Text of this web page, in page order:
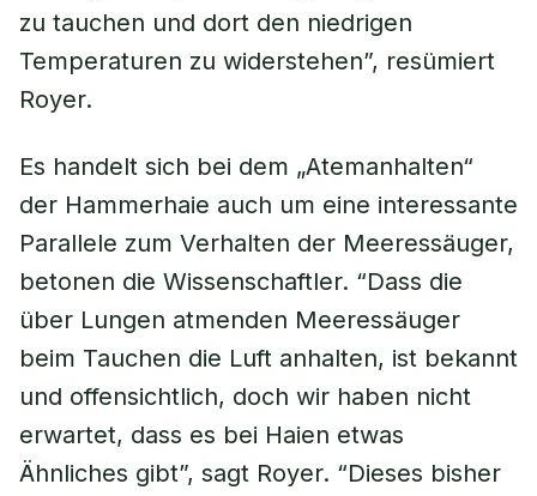
zu tauchen und dort den niedrigen
Temperaturen zu widerstehen”, resümiert
Royer.
Es handelt sich bei dem „Atemanhalten“
der Hammerhaie auch um eine interessante
Parallele zum Verhalten der Meeressäuger,
betonen die Wissenschaftler. “Dass die
über Lungen atmenden Meeressäuger
beim Tauchen die Luft anhalten, ist bekannt
und offensichtlich, doch wir haben nicht
erwartet, dass es bei Haien etwas
Ähnliches gibt”, sagt Royer. “Dieses bisher